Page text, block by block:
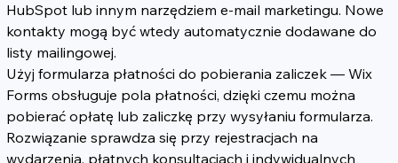
HubSpot lub innym narzędziem e-mail marketingu. Nowe
kontakty mogą być wtedy automatycznie dodawane do
listy mailingowej.
Użyj formularza płatności do pobierania zaliczek — Wix
Forms obsługuje pola płatności, dzięki czemu można
pobierać opłatę lub zaliczkę przy wysyłaniu formularza.
Rozwiązanie sprawdza się przy rejestracjach na
wydarzenia, płatnych konsultacjach i indywidualnych